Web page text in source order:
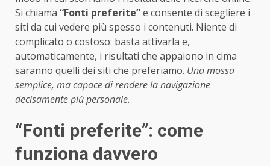
Si chiama “Fonti preferite”e consente di scegliere i
siti da cui vedere più spesso i contenuti. Niente di
complicato o costoso: basta attivarla e,
automaticamente, i risultati che appaiono in cima
saranno quelli dei siti che preferiamo. Una mossa
semplice, ma capace di rendere la navigazione
decisamente più personale.
“Fonti preferite”: come
funziona davvero